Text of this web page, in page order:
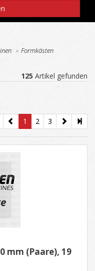
Formkästen
125 Artikel gefunden
1 2 3
mm (Paare), 19